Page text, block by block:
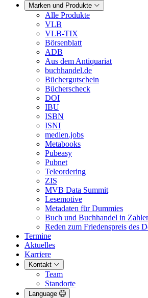
Marken und Produkte
Alle Produkte
VLB
VLB-TIX
Börsenblatt
ADB
Aus dem Antiquariat
buchhandel.de
Büchergutschein
Bücherscheck
DOI
IBU
ISBN
ISNI
medien.jobs
Metabooks
Pubeasy
Pubnet
Teleordering
ZIS
MVB Data Summit
Lesemotive
Metadaten für Dummies
Buch und Buchhandel in
Reden zum Friedenspreis des
Termine
Aktuelles
Karriere
Kontakt
Team
Standorte
Language